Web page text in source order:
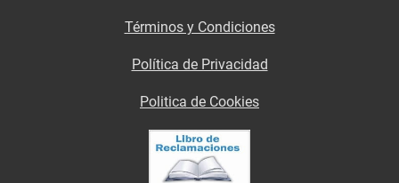
Términos y Condiciones
Política de Privacidad
Politica de Cookies